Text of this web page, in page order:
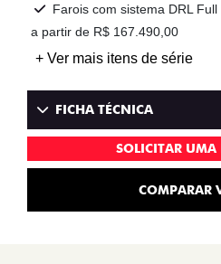
Farois com sistema DRL
a partir de R$ 167.490,00
+ Ver mais itens de série
FICHA TÉCNICA
SOLICITAR UMA
COMPARAR